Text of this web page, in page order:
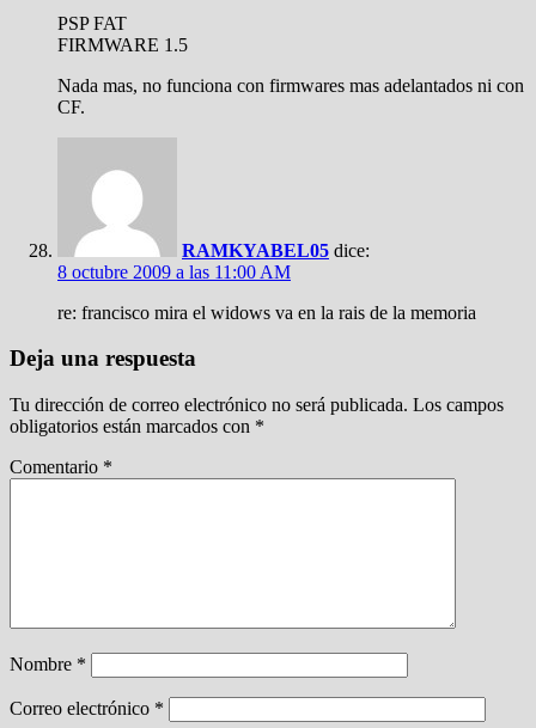
PSP FAT
FIRMWARE 1.5
Nada mas, no funciona con firmwares mas adelantados ni con
CF.
RAMKYABEL05 dice:
8 octubre 2009 a las 11:00 AM
re: francisco mira el widows va en la rais de la memoria
Deja una respuesta
Tu dirección de correo electrónico no será publicada. Los campos
obligatorios están marcados con *
Comentario *
Nombre *
Correo electrónico *